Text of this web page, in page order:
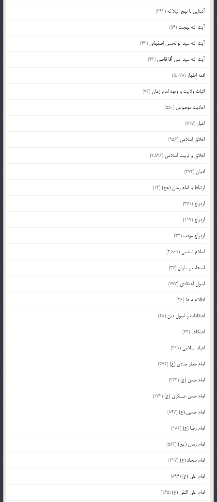
آشنایی با نهج البلاغه (392)
آیت الله بهجت (54)
آیت الله سید ابوالحسن اصفهانی (43)
آیت الله سید علی آقا قاضی (42)
ائمه اطهار (5,038)
اثبات ولایت و وجود امام زمان(73)
احادیث موضوعی (550)
اخبار (717)
اخلاق اسلامی (956)
اخلاق و تربیت اسلامی (2,836)
ادیان(474)
ارتباط با امام زمان (عج)(14)
ازدواج (371)
ازدواج (117)
ازدواج موقت (32)
اسلام شناسی (2,661)
اصحاب و یاران(37)
اصول اعتقادی (777)
اطلاعیه ها (26)
اعتقادات و اصول دین (28)
اعتکاف (43)
اعیاد اسلامی (211)
امام جعفر صادق (ع)(372)
امام حسن (ع)(233)
امام حسن عسکری (ع)(172)
امام حسین (ع)(847)
امام رضا (ع)(182)
امام زمان (عج)(583)
امام سجاد (ع)(227)
امام علی (ع)(894)
امام علی النقی (ع)(165)